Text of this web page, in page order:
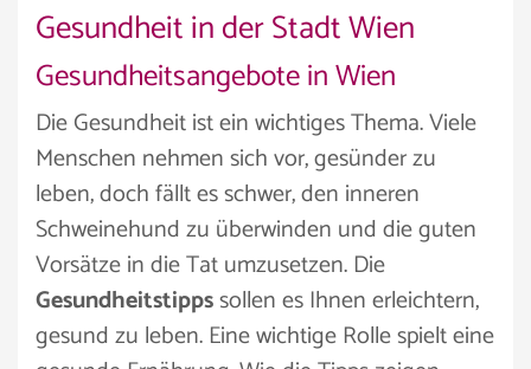
Gesundheit in der Stadt Wien
Gesundheitsangebote in Wien
Die Gesundheit ist ein wichtiges Thema. Viele
Menschen nehmen sich vor, gesünder zu
leben, doch fällt es schwer, den inneren
Schweinehund zu überwinden und die guten
Vorsätze in die Tat umzusetzen. Die
Gesundheitstippssollen es Ihnen erleichtern,
gesund zu leben. Eine wichtige Rolle spielt eine